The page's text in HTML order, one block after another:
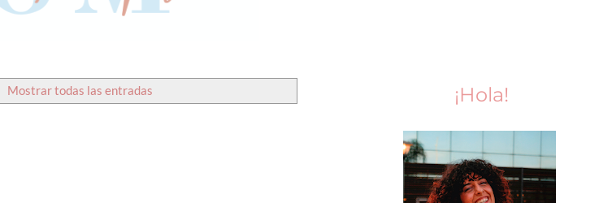
Mostrar todas las entradas ¡Hola!